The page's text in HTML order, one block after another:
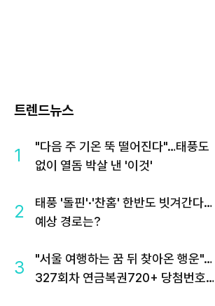
트렌드뉴스
1
"다음 주 기온 뚝 떨어진다"…태풍도
없이 열돔 박살 낸 '이것'
2
태풍 '돌핀'·'찬홈' 한반도 빗겨간다…
예상 경로는?
3
"서울 여행하는 꿈 뒤 찾아온 행운"…
327회차 연금복권720+ 당첨번호조